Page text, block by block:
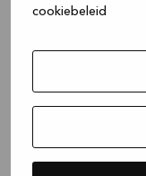
cookiebeleid